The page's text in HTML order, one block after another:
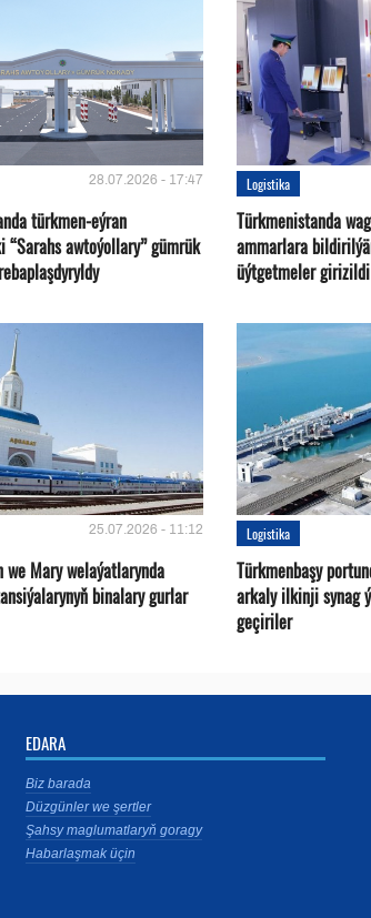
28.07.2026 - 17:47
türkmen-eýran
“Sarahs awtoýollary” gümrük
Logistika
Türkmenistanda
ammarlara
üýtgetmeler girizildi
25.07.2026 - 11:12
we Mary welaýatlarynda
binalary gurlar
Logistika
Türkmenbaşy
arkaly ilkinji synag
geçiriler
EDARA
Biz barada
Düzgünler we şertler
Şahsy maglumatlaryň goragy
Habarlaşmak üçin